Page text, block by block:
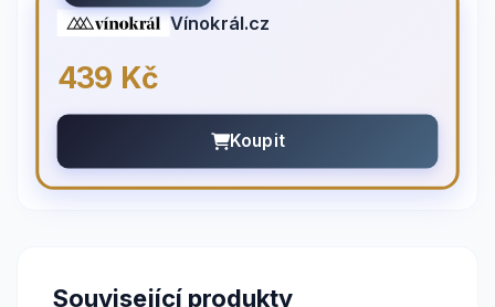
Vínokrál.cz
439 Kč
Koupit
Související produkty